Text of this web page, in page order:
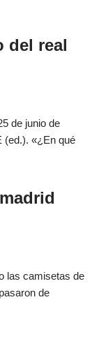
del real
de junio de
(ed.). «¿En qué
las camisetas de
de